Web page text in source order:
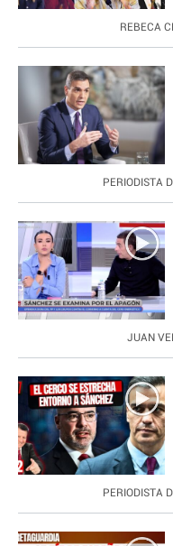
REBECA
PERIODISTA
JUAN
PERIODISTA